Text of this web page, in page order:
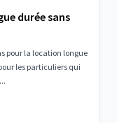
durée sans
pour la location longue
les particuliers qui